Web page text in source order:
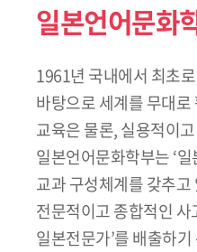
일본언어문화
1961년 국내에서 최초
바탕으로 세계를 무대
교육은 물론, 실용적이
일본언어문화학부는 ‘
교과 구성체계를 갖추고
전문적이고 종합적인 사
일본전문가’를 배출하